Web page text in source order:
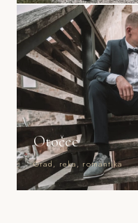
Otočec
Grad, reka, romantika